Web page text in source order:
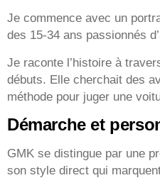
Je commence avec un
des 15-34 ans passionnés
Je raconte l’histoire à
débuts. Elle cherchait des
méthode pour juger une
Démarche et
GMK se distingue par une
son style direct qui